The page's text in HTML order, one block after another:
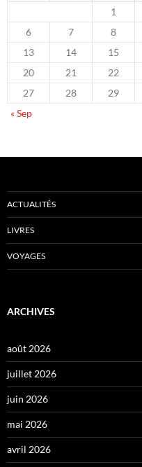
1
6
7 8
13
14 15
20
21 22
27
28 29
« Sep
ACTUALITÉS
LIVRES
VOYAGES
ARCHIVES
août 2026
juillet 2026
juin 2026
mai 2026
avril 2026